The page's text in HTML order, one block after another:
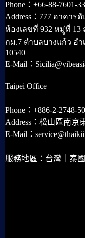
Phone：+66-88-7601-
Address：777 อาคาร
ห้องเลขที่ 932 หมู่ที่
กม.7 ตำบลบางแก้ว อ
10540
E-Mail：
Taipei Office
Phone：+886-2-2748-
Address：松山區南京
E-Mail：
服務地區：台灣｜泰